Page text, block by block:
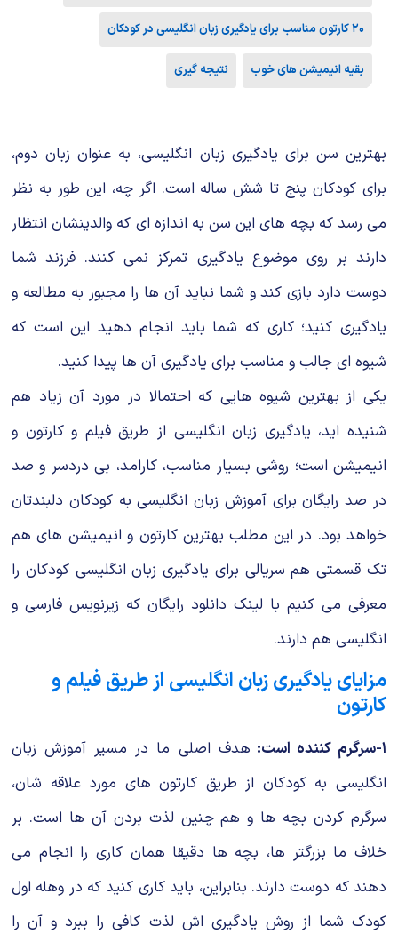
۲۰ کارتون مناسب برای یادگیری زبان انگلیسی در کودکان
بقیه انیمیشن های خوب نتیجه گیری
بهترین سن برای یادگیری زبان انگلیسی، به عنوان زبان دوم،
برای کودکان پنج تا شش ساله است. اگر چه، این طور به نظر
می رسد که بچه های این سن به اندازه ای که والدینشان انتظار
دارند بر روی موضوع یادگیری تمرکز نمی کنند. فرزند شما
دوست دارد بازی کند و شما نباید آن ها را مجبور به مطالعه و
یادگیری کنید؛ کاری که شما باید انجام دهید این است که
شیوه ای جالب و مناسب برای یادگیری آن ها پیدا کنید.
یکی از بهترین شیوه هایی که احتمالا در مورد آن زیاد هم
شنیده اید، یادگیری زبان انگلیسی از طریق فیلم و کارتون و
انیمیشن است؛ روشی بسیار مناسب، کارامد، بی دردسر و صد
در صد رایگان برای آموزش زبان انگلیسی به کودکان دلبندتان
خواهد بود. در این مطلب بهترین کارتون و انیمیشن های هم
تک قسمتی هم سریالی برای یادگیری زبان انگلیسی کودکان را
معرفی می کنیم با لینک دانلود رایگان که زیرنویس فارسی و
انگلیسی هم دارند.
مزایای یادگیری زبان انگلیسی از طریق فیلم و
کارتون
۱-سرگرم کننده است:
هدف اصلی ما در مسیر آموزش زبان
انگلیسی به کودکان از طریق کارتون های مورد علاقه شان،
سرگرم کردن بچه ها و هم چنین لذت بردن آن ها است. بر
خلاف ما بزرگتر ها، بچه ها دقیقا همان کاری را انجام می
دهند که دوست دارند. بنابراین، باید کاری کنید که در وهله اول
کودک شما از روش یادگیری اش لذت کافی را ببرد و آن را
شیمی عمومی
شیمی سبز